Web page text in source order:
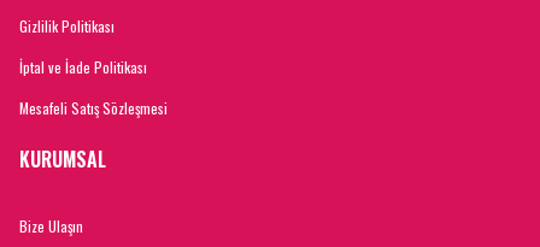
Gizlilik Politikası
İptal ve İade Politikası
Mesafeli Satış Sözleşmesi
KURUMSAL
Bize Ulaşın